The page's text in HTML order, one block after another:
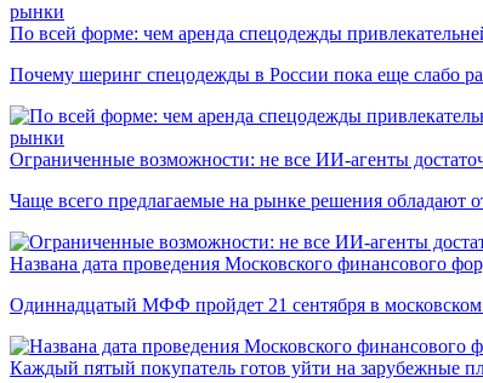
рынки
По всей форме: чем аренда спецодежды
Почему шеринг спецодежды в России пока еще слабо
рынки
Ограниченные возможности: не все ИИ-агенты
Чаще всего предлагаемые на рынке решения
Названа дата проведения Московского финансового
Одиннадцатый МФФ пройдет 21 сентября в
Каждый пятый покупатель готов уйти на зарубежные